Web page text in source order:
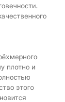
плотно и
этого